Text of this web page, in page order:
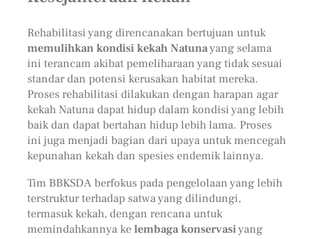
Rehabilitasi yang direncanakan bertujuan untuk
memulihkan kondisi kekah Natunayang selama
ini terancam akibat pemeliharaan yang tidak sesuai
standar dan potensi kerusakan habitat mereka.
Proses rehabilitasi dilakukan dengan harapan agar
kekah Natuna dapat hidup dalam kondisi yang lebih
baik dan dapat bertahan hidup lebih lama. Proses
ini juga menjadi bagian dari upaya untuk mencegah
kepunahan kekah dan spesies endemik lainnya.
Tim BBKSDA berfokus pada pengelolaan yang lebih
terstruktur terhadap satwa yang dilindungi,
termasuk kekah, dengan rencana untuk
memindahkannya kelembaga konservasiyang